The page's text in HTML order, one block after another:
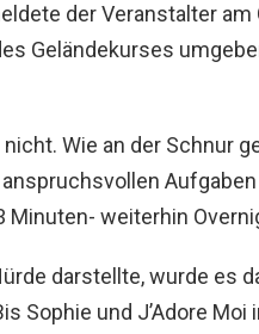
der Veranstalter am
Geländekurses
Wie an der Schnur
Minuten- weiterhin
darstellte, wurde es
Sophie und J’Adore Moi